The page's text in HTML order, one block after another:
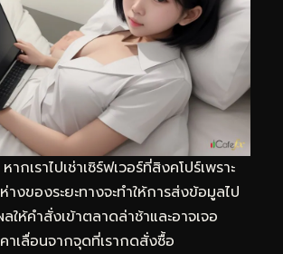
กเราไปเช่าเซิร์ฟเวอร์ที่สิงคโปร์เพราะ
งของระยะทางจะทำให้การส่งข้อมูลไป
ห้คำสั่งเข้าตลาดล่าช้าและอาจเจอ
เลื่อนจากจุดที่เรากดสั่งซื้อ